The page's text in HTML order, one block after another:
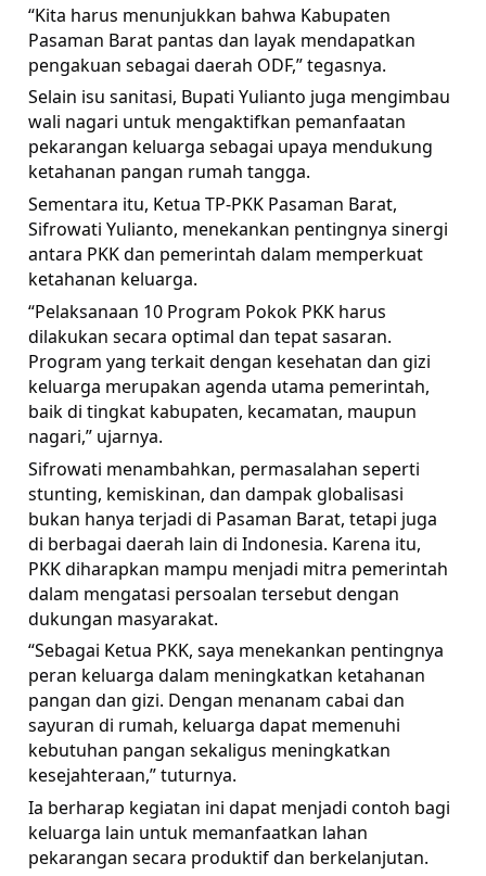
“Kita harus menunjukkan bahwa Kabupaten
Pasaman Barat pantas dan layak mendapatkan
pengakuan sebagai daerah ODF,” tegasnya.
Selain isu sanitasi, Bupati Yulianto juga mengimbau
wali nagari untuk mengaktifkan pemanfaatan
pekarangan keluarga sebagai upaya mendukung
ketahanan pangan rumah tangga.
Sementara itu, Ketua TP-PKK Pasaman Barat,
Sifrowati Yulianto, menekankan pentingnya sinergi
antara PKK dan pemerintah dalam memperkuat
ketahanan keluarga.
“Pelaksanaan 10 Program Pokok PKK harus
dilakukan secara optimal dan tepat sasaran.
Program yang terkait dengan kesehatan dan gizi
keluarga merupakan agenda utama pemerintah,
baik di tingkat kabupaten, kecamatan, maupun
nagari,” ujarnya.
Sifrowati menambahkan, permasalahan seperti
stunting, kemiskinan, dan dampak globalisasi
bukan hanya terjadi di Pasaman Barat, tetapi juga
di berbagai daerah lain di Indonesia. Karena itu,
PKK diharapkan mampu menjadi mitra pemerintah
dalam mengatasi persoalan tersebut dengan
dukungan masyarakat.
“Sebagai Ketua PKK, saya menekankan pentingnya
peran keluarga dalam meningkatkan ketahanan
pangan dan gizi. Dengan menanam cabai dan
sayuran di rumah, keluarga dapat memenuhi
kebutuhan pangan sekaligus meningkatkan
kesejahteraan,” tuturnya.
Ia berharap kegiatan ini dapat menjadi contoh bagi
keluarga lain untuk memanfaatkan lahan
pekarangan secara produktif dan berkelanjutan.